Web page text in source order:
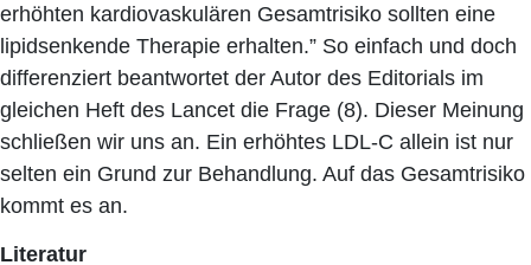
erhöhten kardiovaskulären Gesamtrisiko sollten eine
lipidsenkende Therapie erhalten.” So einfach und doch
differenziert beantwortet der Autor des Editorials im
gleichen Heft des Lancet die Frage (8). Dieser Meinung
schließen wir uns an. Ein erhöhtes LDL-C allein ist nur
selten ein Grund zur Behandlung. Auf das Gesamtrisiko
kommt es an.
Literatur